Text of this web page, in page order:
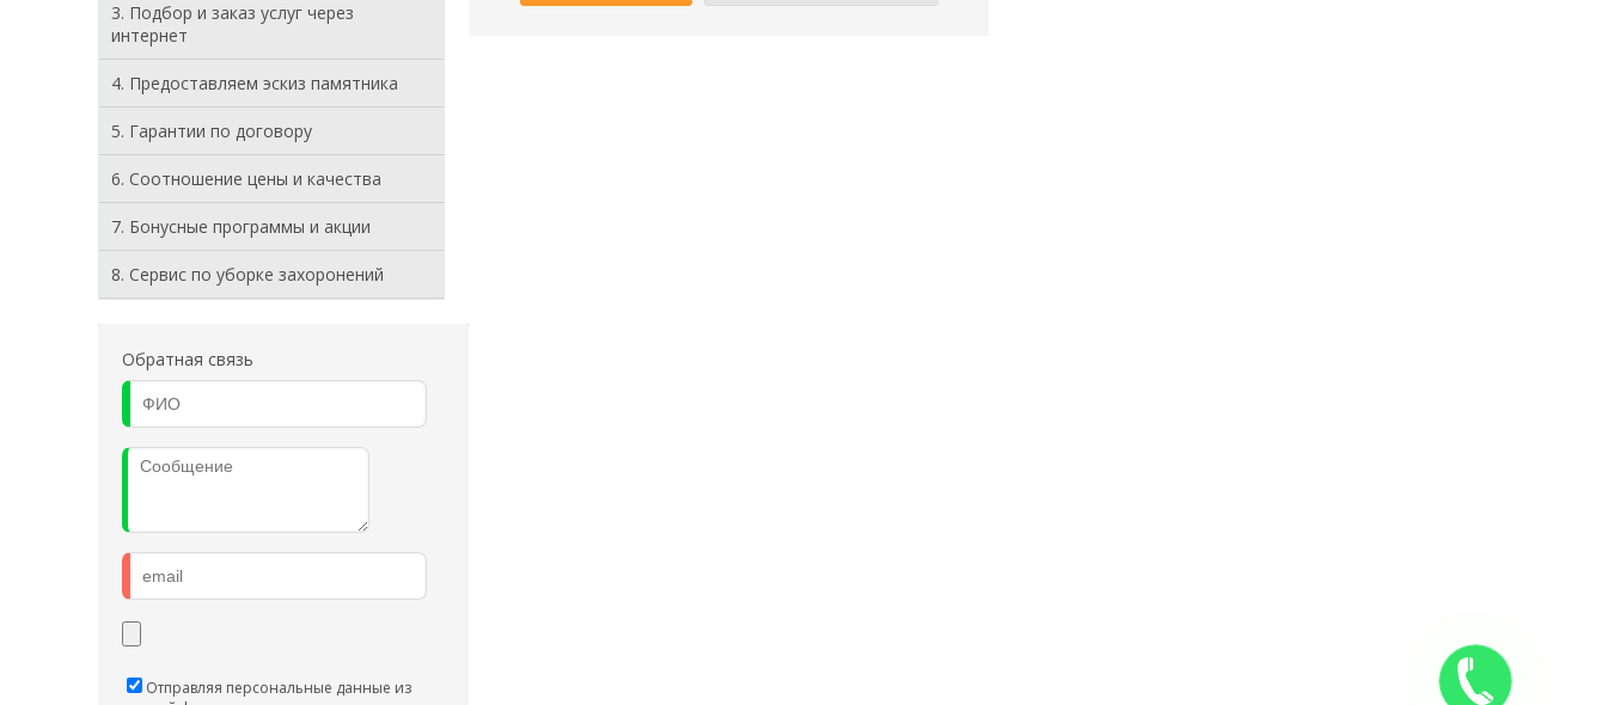
3. Подбор и заказ услуг через
интернет
4. Предоставляем эскиз памятника
5. Гарантии по договору
6. Соотношение цены и качества
7. Бонусные программы и акции
8. Cервис по уборке захоронений
Обратная связь
Отправляя персональные данные из